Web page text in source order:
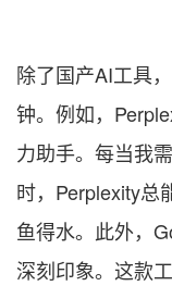
除了国产AI工具
钟。例如，
力助手。每当我
时，Perplexity总
鱼得水。此外，
深刻印象。这款